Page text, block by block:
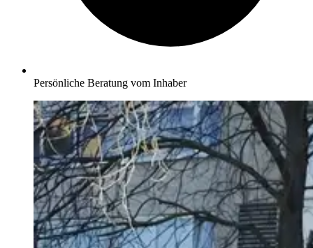
Persönliche Beratung vom Inhaber